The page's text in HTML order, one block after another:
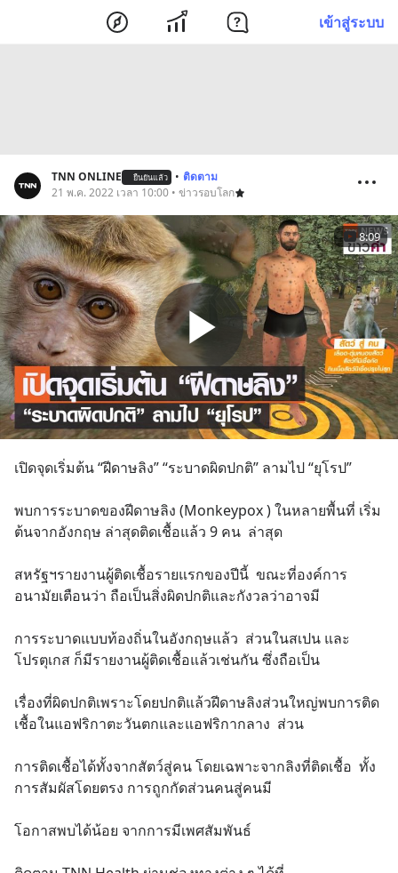
เข้าสู่ระบบ
TNN ONLINE ยืนยันแล้ว • ติดตาม
21 พ.ค. 2022 เวลา 10:00 • ข่าวรอบโลก
8:09
เปิดจุดเริ่มต้น “ฝีดาษลิง” “ระบาดผิดปกติ” ลามไป “ยุโรป”
พบการระบาดของฝีดาษลิง (Monkeypox ) ในหลายพื้นที่ เริ่ม
ต้นจากอังกฤษ ล่าสุดติดเชื้อแล้ว 9 คน  ล่าสุด
สหรัฐฯรายงานผู้ติดเชื้อรายแรกของปีนี้  ขณะที่องค์การ
อนามัยเตือนว่า ถือเป็นสิ่งผิดปกติและกังวลว่าอาจมี
การระบาดแบบท้องถิ่นในอังกฤษแล้ว  ส่วนในสเปน และ
โปรตุเกส ก็มีรายงานผู้ติดเชื้อแล้วเช่นกัน ซึ่งถือเป็น
เรื่องที่ผิดปกติเพราะโดยปกติแล้วฝีดาษลิงส่วนใหญ่พบการติด
เชื้อในแอฟริกาตะวันตกและแอฟริกากลาง  ส่วน
การติดเชื้อได้ทั้งจากสัตว์สู่คน โดยเฉพาะจากลิงที่ติดเชื้อ  ทั้ง
การสัมผัสโดยตรง การถูกกัดส่วนคนสู่คนมี
โอกาสพบได้น้อย จากการมีเพศสัมพันธ์